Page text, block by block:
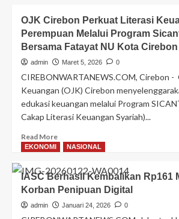
Cirebon
Dorong
Inklusi
Keuangan
Melalui
PKU
Akbar
PNM
OJK Cirebon Perkuat Literasi
Perempuan Melalui Program
Bersama Fatayat NU Kota Cirebon
admin Maret 5, 2026 0
CIREBONWARTANEWS.COM, Cirebon -
Keuangan (OJK) Cirebon
edukasi keuangan melalui Program
Cakap Literasi Keuangan Syariah)...
Read MoreRead
more
OJK
Cirebon
Perkuat
Literasi
Keuangan
EKONOMI NASIONAL
IASC Berhasil Kembalikan Rp161
Korban Penipuan Digital
admin Januari 24, 2026 0